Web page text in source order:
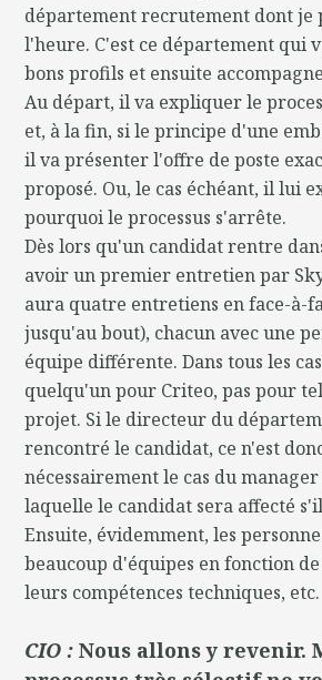
département recrutement dont je
l'heure. C'est ce département qui
bons profils et ensuite
Au départ, il va expliquer le
et, à la fin, si le principe d'une
il va présenter l'offre de poste
proposé. Ou, le cas échéant, il lui
pourquoi le processus s'arrête.
Dès lors qu'un candidat rentre
avoir un premier entretien par
aura quatre entretiens en face-à-
jusqu'au bout), chacun avec une
équipe différente. Dans tous les
quelqu'un pour Criteo, pas pour
projet. Si le directeur du
rencontré le candidat, ce n'est
nécessairement le cas du
laquelle le candidat sera affecté
Ensuite, évidemment, les
beaucoup d'équipes en fonction
leurs compétences techniques, etc.
CIO :Nous allons y revenir.